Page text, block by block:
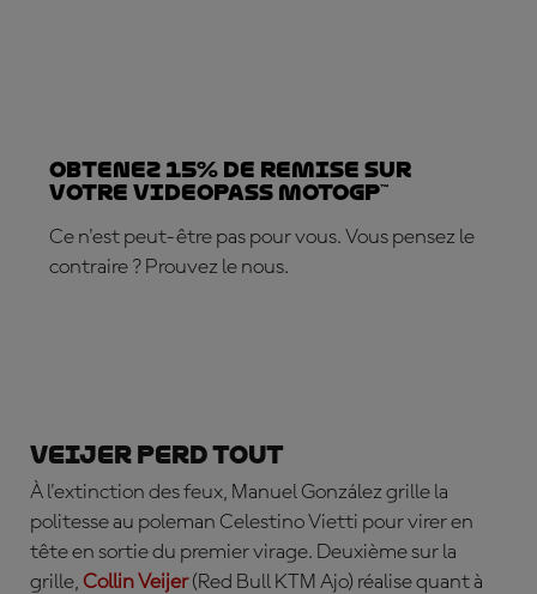
Obtenez 15% de REMISE sur
votre VideoPass MotoGP™
Ce n'est peut-être pas pour vous. Vous pensez le
contraire ? Prouvez le nous.
Veijer perd tout
À l'extinction des feux, Manuel González grille la
politesse au poleman Celestino Vietti pour virer en
tête en sortie du premier virage. Deuxième sur la
grille, Collin Veijer(Red Bull KTM Ajo) réalise quant à